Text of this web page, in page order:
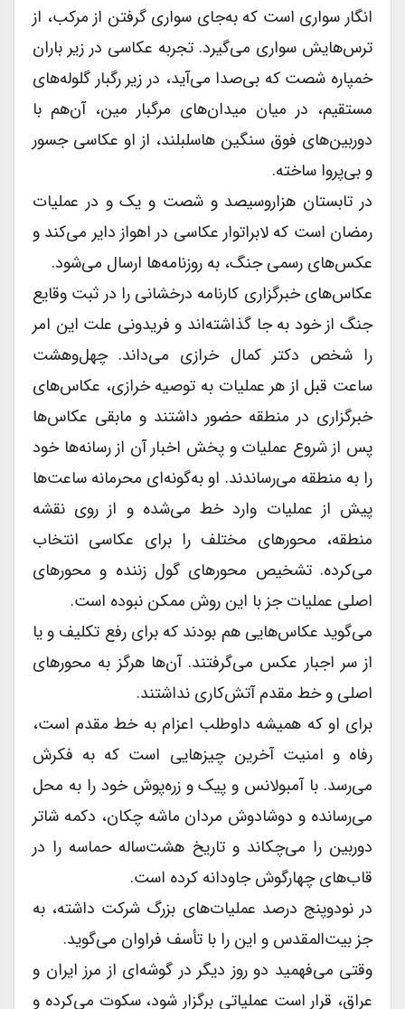
انگار سوارى است که به‌جای سوارى گرفتن از مرکب، از
ترس‌هایش سوارى می‌گیرد. تجربه عکاسى در زیر باران
خمپاره شصت که بی‌صدا می‌آید، در زیر رگبار گلوله‌های
مستقیم، در میان میدان‌های مرگبار مین، آن‌هم با
دوربین‌های فوق سنگین هاسلبلند، از او عکاسى جسور
و بی‌پروا ساخته.
در تابستان هزاروسیصد و شصت و یک و در عملیات
رمضان است که لابراتوار عکاسى در اهواز دایر می‌کند و
عکس‌های رسمى جنگ، به روزنامه‌ها ارسال می‌شود.
عکاس‌های خبرگزارى کارنامه درخشانى را در ثبت وقایع
جنگ از خود به جا گذاشته‌اند و فریدونى علت این امر
را شخص دکتر کمال خرازى می‌داند. چهل‌وهشت
ساعت قبل از هر عملیات به توصیه خرازى، عکاس‌های
خبرگزارى در منطقه حضور داشتند و مابقى عکاس‌ها
پس از شروع عملیات و پخش اخبار آن از رسانه‌ها خود
را به منطقه می‌رساندند. او به‌گونه‌ای محرمانه ساعت‌ها
پیش از عملیات وارد خط می‌شده و از روى نقشه
منطقه، محورهاى مختلف را براى عکاسى انتخاب
می‌کرده. تشخیص محورهاى گول زننده و محورهای
اصلى عملیات جز با این روش ممکن نبوده است.
می‌گوید عکاس‌هایی هم بودند که براى رفع تکلیف و یا
از سر اجبار عکس می‌گرفتند. آن‌ها هرگز به محورهاى
اصلى و خط مقدم آتش‌کاری نداشتند.
براى او که همیشه داوطلب اعزام به خط مقدم است،
رفاه و امنیت آخرین چیزهایى است که به فکرش
می‌رسد. با آمبولانس و پیک و زره‌پوش خود را به محل
می‌رسانده و دوشادوش مردان ماشه چکان، دکمه شاتر
دوربین را می‌چکاند و تاریخ هشت‌ساله حماسه را در
قاب‌های چهارگوش جاودانه کرده است.
در نودوپنج درصد عملیات‌های بزرگ شرکت داشته، به
جز بیت‌المقدس و این را با تأسف فراوان می‌گوید.
وقتى می‌فهمید دو روز دیگر در گوشه‌ای از مرز ایران و
عراق، قرار است عملیاتى برگزار شود، سکوت می‌کرده و